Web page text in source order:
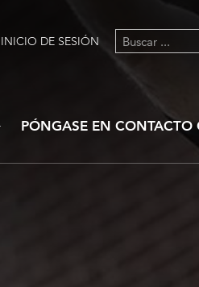
INICIO DE SESIÓN
PÓNGASE EN CONTACTO